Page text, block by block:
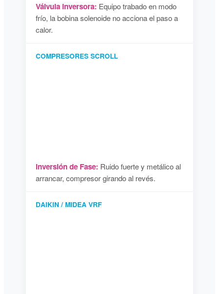
Válvula Inversora: Equipo trabado en modo
frío, la bobina solenoide no acciona el paso a
calor.
COMPRESORES SCROLL
Inversión de Fase: Ruido fuerte y metálico al
arrancar, compresor girando al revés.
DAIKIN / MIDEA VRF